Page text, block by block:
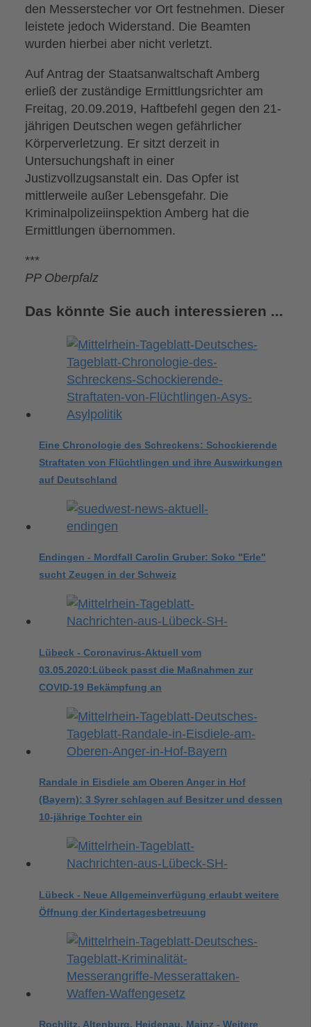
den Messerstecher vor Ort festnehmen. Dieser
leistete jedoch Widerstand. Die Beamten
wurden hierbei aber nicht verletzt.
Auf Antrag der Staatsanwaltschaft Amberg
erließ der zuständige Ermittlungsrichter am
Freitag, 20.09.2019, Haftbefehl gegen den 21-
jährigen Deutschen wegen gefährlicher
Körperverletzung. Er sitzt derzeit in
Untersuchungshaft in einer
Justizvollzugsanstalt ein. Das Opfer ist
mittlerweile außer Lebensgefahr. Die
Kriminalpolizeiinspektion Amberg hat die
Ermittlungen übernommen.
***
PP Oberpfalz
Das könnte Sie auch interessieren ...
Eine Chronologie des Schreckens: Schockierende
Straftaten von Flüchtlingen und ihre Auswirkungen
auf Deutschland
Endingen - Mordfall Carolin Gruber: Soko "Erle"
sucht Zeugen in der Schweiz
Lübeck - Coronavirus-Aktuell vom
03.05.2020:Lübeck passt die Maßnahmen zur
COVID-19 Bekämpfung an
Randale in Eisdiele am Oberen Anger in Hof
(Bayern): 3 Syrer schlagen auf Besitzer und dessen
10-jährige Tochter ein
Lübeck - Neue Allgemeinverfügung erlaubt weitere
Öffnung der Kindertagesbetreuung
Rochlitz, Altenburg, Heidenau, Mainz - Weitere